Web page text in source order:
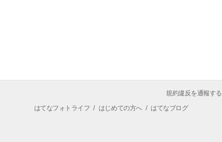
規約違反を通報する
はてなフォトライフ / はじめての方へ/ はてなブログ